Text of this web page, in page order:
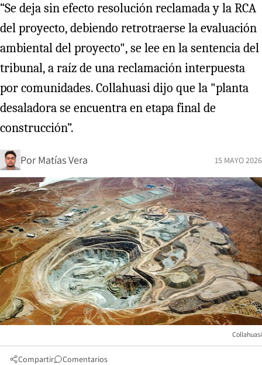
“Se deja sin efecto resolución reclamada y la RCA
del proyecto, debiendo retrotraerse la evaluación
ambiental del proyecto", se lee en la sentencia del
tribunal, a raíz de una reclamación interpuesta
por comunidades. Collahuasi dijo que la "planta
desaladora se encuentra en etapa final de
construcción”.
Por Matías Vera 15 MAYO 2026
Collahuasi
Compartir Comentarios